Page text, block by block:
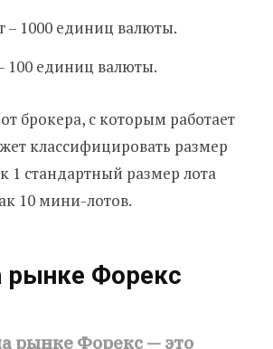
– 1000 единиц валюты.
100 единиц валюты.
брокера, с которым работает
классифицировать размер
1 стандартный размер лота
10 мини-лотов.
рынке Форекс
рынке Форекс — это